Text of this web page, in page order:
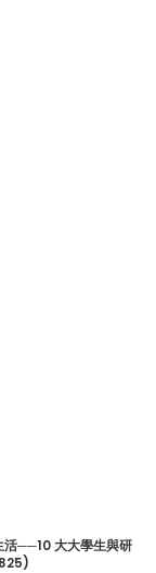
活──10 大大學生與研